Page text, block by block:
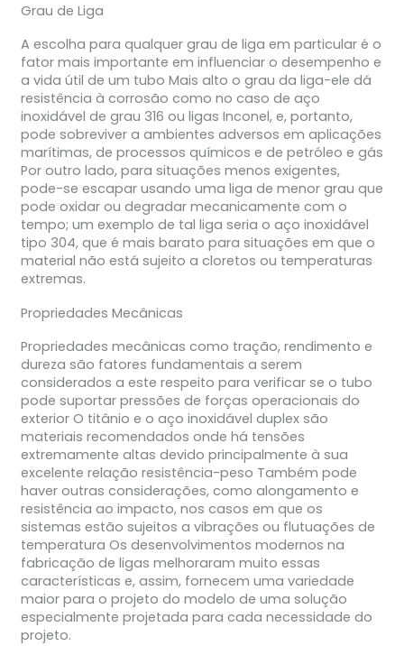
Grau de Liga
A escolha para qualquer grau de liga em particular é o
fator mais importante em influenciar o desempenho e
a vida útil de um tubo Mais alto o grau da liga-ele dá
resistência à corrosão como no caso de aço
inoxidável de grau 316 ou ligas Inconel, e, portanto,
pode sobreviver a ambientes adversos em aplicações
marítimas, de processos químicos e de petróleo e gás
Por outro lado, para situações menos exigentes,
pode-se escapar usando uma liga de menor grau que
pode oxidar ou degradar mecanicamente com o
tempo; um exemplo de tal liga seria o aço inoxidável
tipo 304, que é mais barato para situações em que o
material não está sujeito a cloretos ou temperaturas
extremas.
Propriedades Mecânicas
Propriedades mecânicas como tração, rendimento e
dureza são fatores fundamentais a serem
considerados a este respeito para verificar se o tubo
pode suportar pressões de forças operacionais do
exterior O titânio e o aço inoxidável duplex são
materiais recomendados onde há tensões
extremamente altas devido principalmente à sua
excelente relação resistência-peso Também pode
haver outras considerações, como alongamento e
resistência ao impacto, nos casos em que os
sistemas estão sujeitos a vibrações ou flutuações de
temperatura Os desenvolvimentos modernos na
fabricação de ligas melhoraram muito essas
características e, assim, fornecem uma variedade
maior para o projeto do modelo de uma solução
especialmente projetada para cada necessidade do
projeto.